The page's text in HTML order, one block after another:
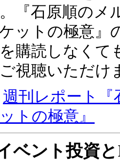
グナル
供内容がア
原順チャンネ
ーシップを開
『石原順のメ
ットの極意』
を購読しなく